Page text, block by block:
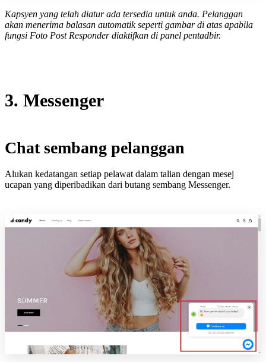
Kapsyen yang telah diatur ada tersedia untuk anda. Pelanggan
akan menerima balasan automatik seperti gambar di atas apabila
fungsi Foto Post Responder diaktifkan di panel pentadbir.
3. Messenger
Chat sembang pelanggan
Alukan kedatangan setiap pelawat dalam talian dengan mesej
ucapan yang diperibadikan dari butang sembang Messenger.